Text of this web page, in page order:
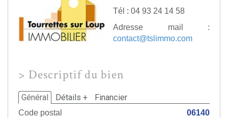
Tél : 04 93 24 14 58
Adresse mail :
contact@tslimmo.com
> Descriptif du bien
Général Détails + Financier
Code postal 06140